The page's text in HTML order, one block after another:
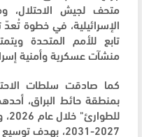
متحف لجيش الاحتلال،
الإسرائيلية، في خطوة
تابع للأمم المتحدة
منشآت عسكرية وأمنية
كما صادقت سلطات
بمنطقة حائط البراق،
2027-2031، بهدف